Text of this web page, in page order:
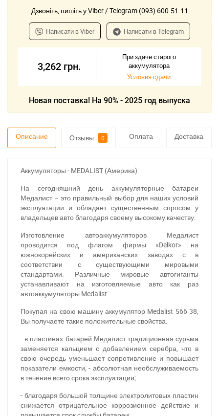
Дзвоніть, пишіть у Viber / Telegram (093) 600-51-11
Написати в Viber Написати в Telegram
3,262 грн.
При здаче старого
аккумулятора
Условия сдачи
Новая поставка! На 90% - 2025 год выпуска
Описание Отзывы 0 Оплата Доставка
Аккумуляторы - MEDALIST (Америка)
На сегодняшний день аккумуляторные батареи
Медалист – это правильный выбор для наших условий
эксплуатации и обладает существенным спросом у
владельцев авто благодаря своему высокому качеству.
Изготовление автоаккумуляторов Медалист
проводится под флагом фирмы «Delkor» на
южнокорейских и американских заводах с в
соответствии с существующими мировыми
стандартами. Различные мировые автогиганты
устанавливают на изготовляемые авто как раз
автоаккумуляторы Medalist.
Покупая на свою машину аккумулятор Medalist 566 38,
Вы получаете такие положительные свойства:
- в пластинах батарей Медалист традиционная сурьма
заменяется кальцием с добавлением серебра, что в
свою очередь уменьшает сопротивление и повышает
показатели емкости; - абсолютная необслуживаемость
в течение всего срока эксплуатации;
- благодаря большой толщине электролитовых пластин
снижается отрицательное коррозионное действие и